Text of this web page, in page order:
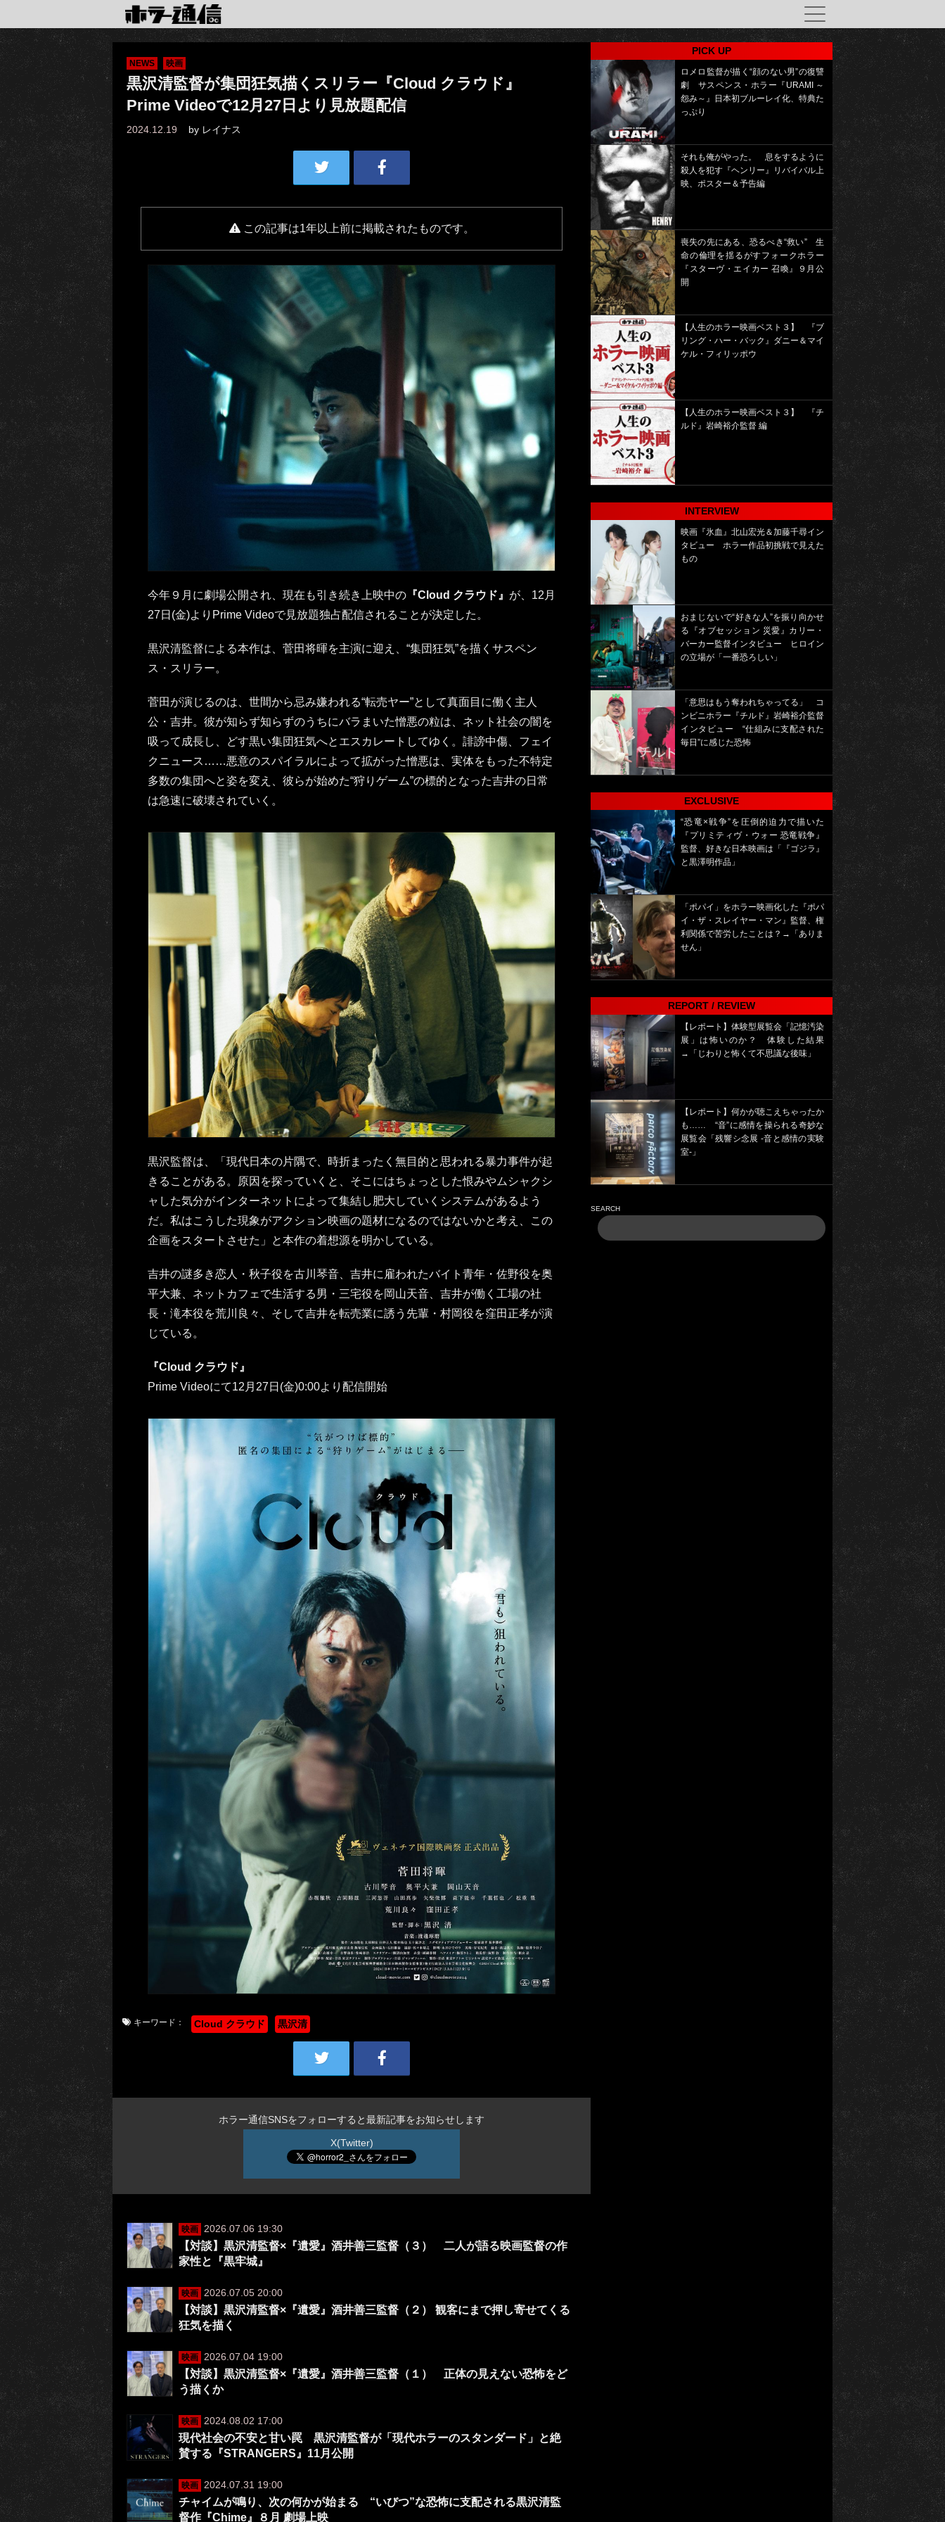
NEWS 映画
黒沢清監督が集団狂気描くスリラー『Cloud クラウド』
Prime Videoで12月27日より見放題配信
2024.12.19 by レイナス
この記事は1年以上前に掲載されたものです。
今年９月に劇場公開され、現在も引き続き上映中の 『Cloud クラウド』 が、12月
27日(金)よりPrime Videoで見放題独占配信されることが決定した。
黒沢清監督による本作は、菅田将暉を主演に迎え、“集団狂気”を描くサスペン
ス・スリラー。
菅田が演じるのは、世間から忌み嫌われる“転売ヤー”として真面目に働く主人
公・吉井。彼が知らず知らずのうちにバラまいた憎悪の粒は、ネット社会の闇を
吸って成長し、どす黒い集団狂気へとエスカレートしてゆく。誹謗中傷、フェイ
クニュース……悪意のスパイラルによって拡がった憎悪は、実体をもった不特定
多数の集団へと姿を変え、彼らが始めた“狩りゲーム”の標的となった吉井の日常
は急速に破壊されていく。
黒沢監督は、「現代日本の片隅で、時折まったく無目的と思われる暴力事件が起
きることがある。原因を探っていくと、そこにはちょっとした恨みやムシャクシ
ャした気分がインターネットによって集結し肥大していくシステムがあるよう
だ。私はこうした現象がアクション映画の題材になるのではないかと考え、この
企画をスタートさせた」と本作の着想源を明かしている。
吉井の謎多き恋人・秋子役を古川琴音、吉井に雇われたバイト青年・佐野役を奥
平大兼、ネットカフェで生活する男・三宅役を岡山天音、吉井が働く工場の社
長・滝本役を荒川良々、そして吉井を転売業に誘う先輩・村岡役を窪田正孝が演
じている。
『Cloud クラウド』
Prime Videoにて12月27日(金)0:00より配信開始
キーワード： Cloud クラウド 黒沢清
ホラー通信SNSをフォローすると最新記事をお知らせします
X(Twitter)
映画 2026.07.06 19:30
【対談】黒沢清監督×『遺愛』酒井善三監督（３） 二人が語る映画監督の作
家性と『黒牢城』
映画 2026.07.05 20:00
【対談】黒沢清監督×『遺愛』酒井善三監督（２） 観客にまで押し寄せてくる
狂気を描く
映画 2026.07.04 19:00
【対談】黒沢清監督×『遺愛』酒井善三監督（１） 正体の見えない恐怖をど
う描くか
映画 2024.08.02 17:00
現代社会の不安と甘い罠 黒沢清監督が「現代ホラーのスタンダード」と絶
賛する『STRANGERS』11月公開
映画 2024.07.31 19:00
チャイムが鳴り、次の何かが始まる “いびつ”な恐怖に支配される黒沢清監
督作『Chime』８月 劇場上映
PICK UP
ロメロ監督が描く“顔のない男”の復讐
劇 サスペンス・ホラー『URAMI ～
怨み～』日本初ブルーレイ化、特典た
っぷり
それも俺がやった。 息をするように
殺人を犯す『ヘンリー』リバイバル上
映、ポスター＆予告編
喪失の先にある、恐るべき“救い” 生
命の倫理を揺るがすフォークホラー
『スターヴ・エイカー 召喚』９月公
開
【人生のホラー映画ベスト３】 『ブ
リング・ハー・バック』ダニー＆マイ
ケル・フィリッポウ
【人生のホラー映画ベスト３】 『チ
ルド』岩崎裕介監督 編
INTERVIEW
映画『氷血』北山宏光＆加藤千尋イン
タビュー ホラー作品初挑戦で見えた
もの
おまじないで“好きな人”を振り向かせ
る『オブセッション 災愛』カリー・
バーカー監督インタビュー ヒロイン
の立場が「一番恐ろしい」
「意思はもう奪われちゃってる」 コ
ンビニホラー『チルド』岩崎裕介監督
インタビュー “仕組みに支配された
毎日”に感じた恐怖
EXCLUSIVE
“恐竜×戦争”を圧倒的迫力で描いた
『プリミティヴ・ウォー 恐竜戦争』
監督、好きな日本映画は「『ゴジラ』
と黒澤明作品」
「ポパイ」をホラー映画化した『ポパ
イ・ザ・スレイヤー・マン』監督、権
利関係で苦労したことは？→「ありま
せん」
REPORT / REVIEW
【レポート】体験型展覧会「記憶汚染
展」は怖いのか？ 体験した結果
→「じわりと怖くて不思議な後味」
【レポート】何かが聴こえちゃったか
も…… “音”に感情を操られる奇妙な
展覧会「残響シ念展 -⾳と感情の実験
室-」
SEARCH